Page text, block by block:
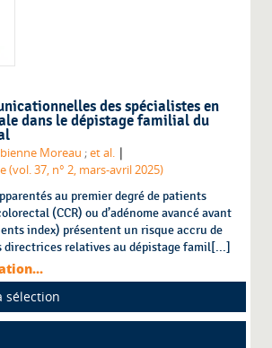
des spécialistes en
dans le dépistage familial du
Moreau ;et al. |
(vol. 37, n° 2, mars-avril 2025)
au premier degré de patients
(CCR) ou d’adénome avancé avant
index) présentent un risque accru de
directrices relatives au dépistage famil[...]
sélection